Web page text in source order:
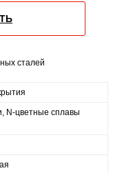
сталей
N-цветные сплавы